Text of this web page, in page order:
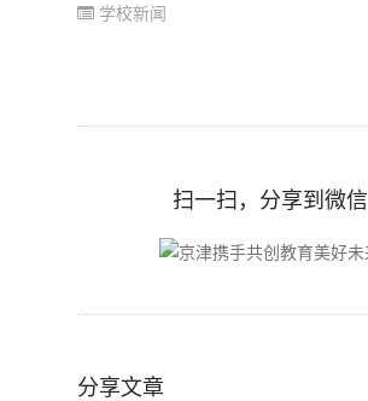
学校新闻
扫一扫，分享到微信
分享文章